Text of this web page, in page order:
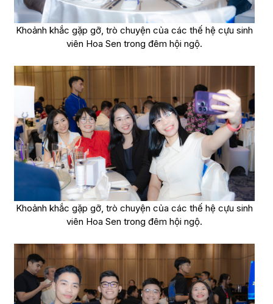
Khoảnh khắc gặp gỡ, trò chuyện của các thế hệ cựu sinh
viên Hoa Sen trong đêm hội ngộ.
Khoảnh khắc gặp gỡ, trò chuyện của các thế hệ cựu sinh
viên Hoa Sen trong đêm hội ngộ.